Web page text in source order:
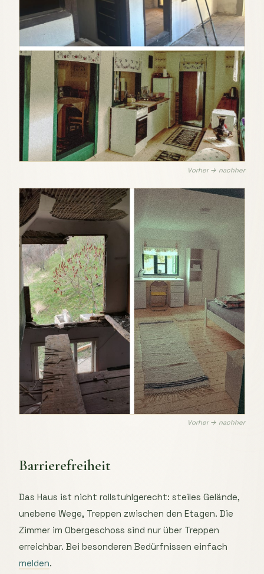
Vorher → nachher
Vorher → nachher
Barrierefreiheit
Das Haus ist nicht rollstuhlgerecht: steiles Gelände,
unebene Wege, Treppen zwischen den Etagen. Die
Zimmer im Obergeschoss sind nur über Treppen
erreichbar. Bei besonderen Bedürfnissen einfach
melden.